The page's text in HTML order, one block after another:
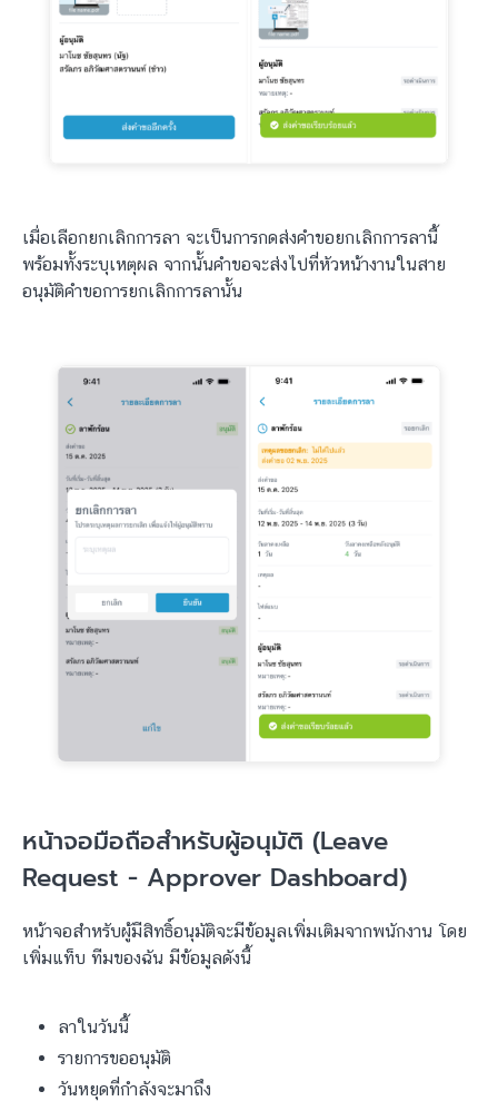
เมื่อเลือกยกเลิกการลา จะเป็นการกดส่งคำขอยกเลิกการลานี้
พร้อมทั้งระบุเหตุผล จากนั้นคำขอจะส่งไปที่หัวหน้างานในสาย
อนุมัติคำขอการยกเลิกการลานั้น
หน้าจอมือถือสำหรับผู้อนุมัติ (Leave
Request - Approver Dashboard)
หน้าจอสำหรับผู้มีสิทธิ์อนุมัติจะมีข้อมูลเพิ่มเติมจากพนักงาน โดย
เพิ่มแท็บ ทีมของฉัน มีข้อมูลดังนี้
ลาในวันนี้
รายการขออนุมัติ
วันหยุดที่กำลังจะมาถึง